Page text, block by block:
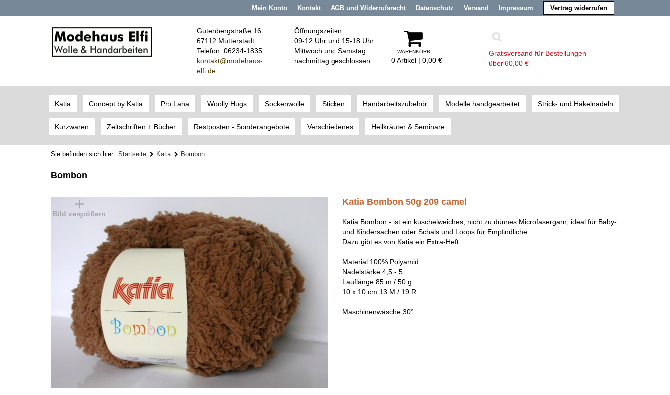
Mein Konto Kontakt AGB und Widerrufsrecht Datenschutz Versand Impressum Vertrag widerrufen
Gutenbergstraße 16
67112 Mutterstadt
Telefon: 06234-1835
kontakt@modehaus-
elfi.de
Öffnungszeiten:
09-12 Uhr und 15-18 Uhr
Mittwoch und Samstag
nachmittag geschlossen
WARENKORB
0 Artikel | 0,00 €
Gratisversand für Bestellungen
über 60,00 €
Katia Concept by Katia Pro Lana Woolly Hugs Sockenwolle Sticken Handarbeitszubehör Modelle handgearbeitet Strick- und Häkelnadeln
Kurzwaren Zeitschriften + Bücher Restposten - Sonderangebote Verschiedenes Heilkräuter & Seminare
Sie befinden sich hier: Startseite Katia Bombon
Bombon
Bild vergrößern
Katia Bombon 50g 209 camel
Katia Bombon - ist ein kuschelweiches, nicht zu dünnes Microfasergarn, ideal für Baby-
und Kindersachen oder Schals und Loops für Empfindliche.
Dazu gibt es von Katia ein Extra-Heft.
Material 100% Polyamid
Nadelstärke 4,5 - 5
Lauflänge 85 m / 50 g
10 x 10 cm 13 M / 19 R
Maschinenwäsche 30°